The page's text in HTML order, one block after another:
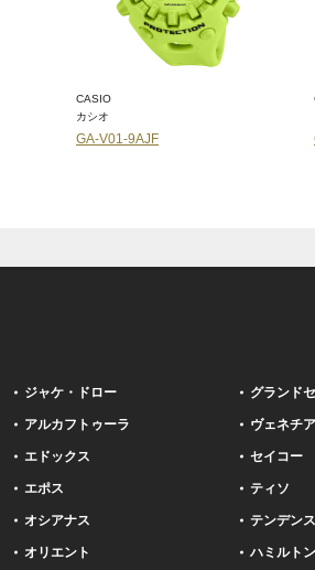
CASIO
カシオ
GA-V01-2AJF
ジャケ・ドロー
アルカフトゥーラ
エドックス
エポス
オシアナス
オリエント
グランド
ヴェネチ
セイコー
ティソ
テンデンス
ハミルトン